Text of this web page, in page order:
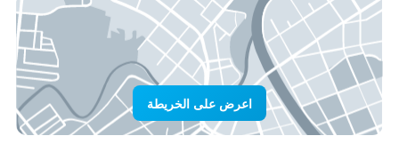
اعرض على الخريطة